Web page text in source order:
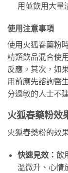
用並飲用大量
使用注意事項
使用火狐春藥粉
精類飲品混合使
反應。其次，如
用前應先諮詢醫
分過敏的人士不
火狐春藥粉效
火狐春藥粉的效
快速見效： 飲
溫微升、心情